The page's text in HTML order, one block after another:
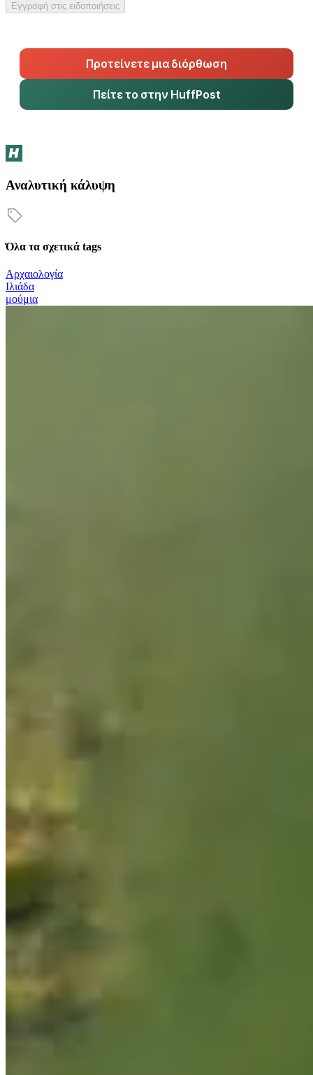
Εγγραφή στις ειδοποιήσεις
Προτείνετε μια διόρθωση
Πείτε το στην HuffPost
Αναλυτική κάλυψη
Όλα τα σχετικά tags
Αρχαιολογία
Ιλιάδα
μούμια